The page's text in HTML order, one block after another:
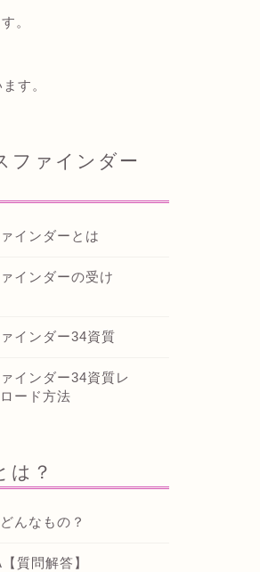
。
す。
ファインダー
インダーとは
インダーの受け
インダー34資質
インダー34資質レ
ード方法
は？
んなもの？
質問解答】